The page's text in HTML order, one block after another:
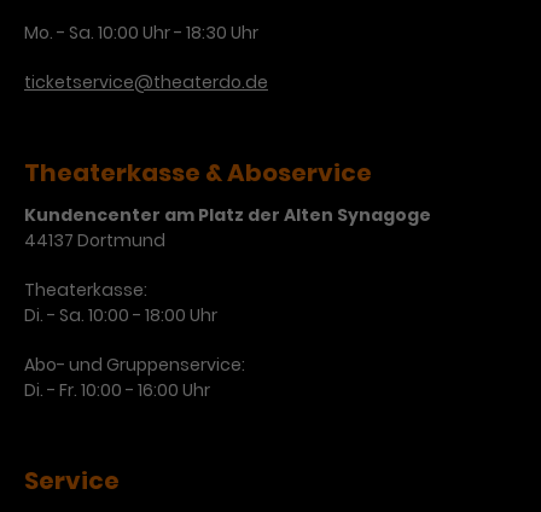
Mo. - Sa. 10:00 Uhr - 18:30 Uhr
ticketservice@theaterdo.de
Theaterkasse & Aboservice
Kundencenter am Platz der Alten Synagoge
44137 Dortmund
Theaterkasse:
Di. - Sa. 10:00 - 18:00 Uhr
Abo- und Gruppenservice:
Di. - Fr. 10:00 - 16:00 Uhr
Service